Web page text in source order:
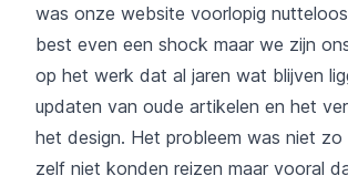
was onze website voorlopig
best even een shock maar we zijn
op het werk dat al jaren wat blijven
updaten van oude artikelen en het
het design. Het probleem was niet
zelf niet konden reizen maar vooral